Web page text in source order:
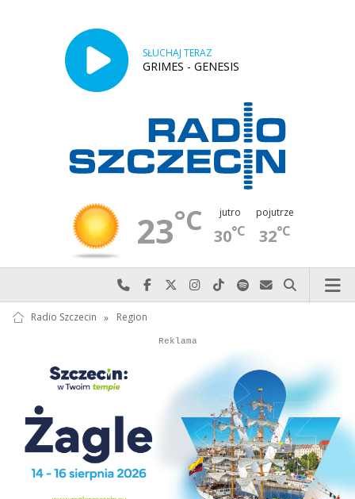
SŁUCHAJ TERAZ
GRIMES - GENESIS
23°C jutro
30°C
pojutrze
32°C
Najlepiej po prostu do nas zadzwoń
Odwiedź nas na Facebook-u
Odwiedź nas na X
Odwiedź nas na Instagram-ie
Odwiedź nas na TikTok-u
Szukaj nas na Spotify
Wyślij do nas
Szukaj
Radio Szczecin » Region
Autopromocja
Reklama